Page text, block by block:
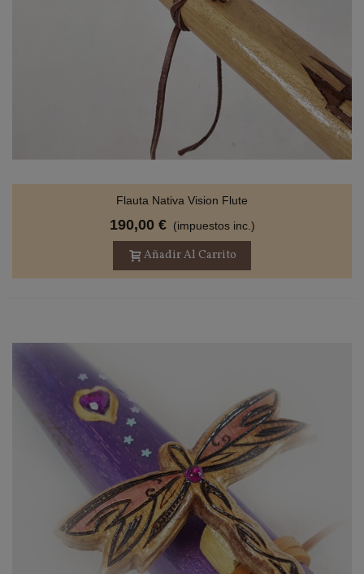
Flauta Nativa Vision Flute
190,00 € (impuestos inc.)
Añadir Al Carrito